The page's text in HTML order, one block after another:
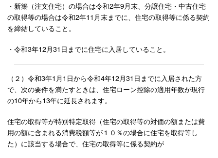
・新築（注文住宅）の場合は令和2年9月末、分譲住宅・中古住宅
の取得等の場合は令和2年11月末までに、住宅の取得等に係る契約
を締結していること。
・令和3年12月31日までに住宅に入居していること。
（２）令和3年1月1日から令和4年12月31日までに入居された方
で、次の要件を満たすときは、住宅ローン控除の適用年数が現行
の10年から13年に延長されます。
住宅の取得等が特別特定取得（住宅の取得等の対価の額または費
用の額に含まれる消費税額等が１０％の場合に住宅を取得等し
た）に該当する場合で、住宅の取得等に係る契約が